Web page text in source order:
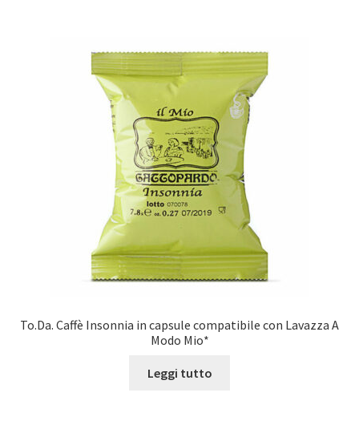
To.Da. Caffè Insonnia in capsule compatibile con Lavazza A
Modo Mio*
Leggi tutto